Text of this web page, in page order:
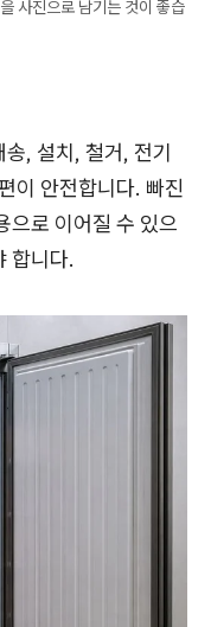
사진으로 남기는 것이 좋습
, 설치, 철거, 전기
이 안전합니다. 빠진
으로 이어질 수 있으
합니다.